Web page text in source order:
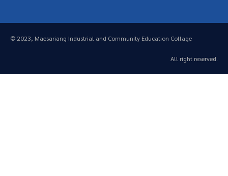
© 2023, Maesariang Industrial and Community Education Collage
All right reserved.